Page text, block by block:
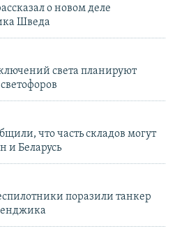
о новом деле
Шведа
света планируют
что часть складов могут
и Беларусь
поразили танкер